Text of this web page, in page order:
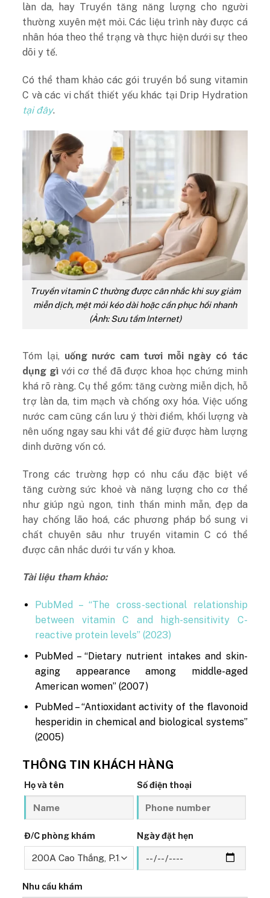
làn da, hay Truyền tăng năng lượng cho người
thường xuyên mệt mỏi. Các liệu trình này được cá
nhân hóa theo thể trạng và thực hiện dưới sự theo
dõi y tế.
Có thể tham khảo các gói truyền bổ sung vitamin
C và các vi chất thiết yếu khác tại Drip Hydration
tại đây.
Truyền vitamin C thường được cân nhắc khi suy giảm
miễn dịch, mệt mỏi kéo dài hoặc cần phục hồi nhanh
(Ảnh: Sưu tầm Internet)
Tóm lại, uống nước cam tươi mỗi ngày có tác
dụng gì với cơ thể đã được khoa học chứng minh
khá rõ ràng. Cụ thể gồm: tăng cường miễn dịch, hỗ
trợ làn da, tim mạch và chống oxy hóa. Việc uống
nước cam cũng cần lưu ý thời điểm, khối lượng và
nên uống ngay sau khi vắt để giữ được hàm lượng
dinh dưỡng vốn có.
Trong các trường hợp có nhu cầu đặc biệt về
tăng cường sức khoẻ và năng lượng cho cơ thể
như giúp ngủ ngon, tinh thần minh mẫn, đẹp da
hay chống lão hoá, các phương pháp bổ sung vi
chất chuyên sâu như truyền vitamin C có thể
được cân nhắc dưới tư vấn y khoa.
Tài liệu tham khảo:
PubMed – “The cross-sectional relationship
between vitamin C and high-sensitivity C-
reactive protein levels” (2023)
PubMed – “Dietary nutrient intakes and skin-
aging appearance among middle-aged
American women” (2007)
PubMed – “Antioxidant activity of the flavonoid
hesperidin in chemical and biological systems”
(2005)
THÔNG TIN KHÁCH HÀNG
Họ và tên Số điện thoại
Đ/C phòng khám Ngày đặt hẹn
Nhu cầu khám